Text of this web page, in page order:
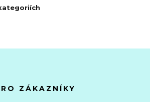
ZÁKAZNÍKY